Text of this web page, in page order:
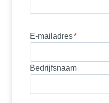
E-mailadres*
Bedrijfsnaam